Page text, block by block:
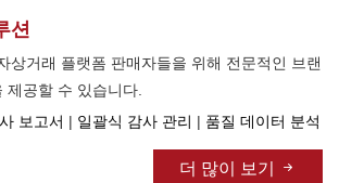
션
상거래 플랫폼 판매자들을 위해 전문적인 브랜
제공할 수 있습니다.
보고서 | 일괄식 감사 관리 | 품질 데이터 분석
더 많이 보기